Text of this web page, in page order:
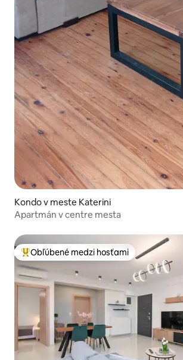
Kondo v meste Katerini
Apartmán v centre mesta
Najobľúbenejšie medzi hosťami
Obľúbené medzi hosťami